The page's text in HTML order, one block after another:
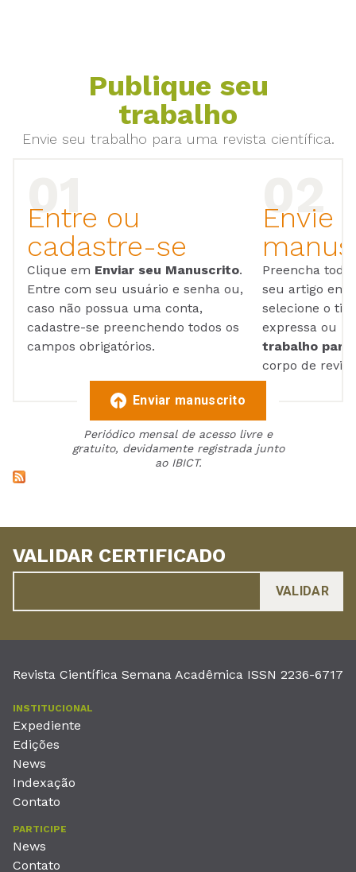
Publique seu
trabalho
Envie seu trabalho para uma revista científica.
Entre ou
cadastre-se
Clique em Enviar seu Manuscrito.
Entre com seu usuário e senha ou,
caso não possua uma conta,
cadastre-se preenchendo todos os
campos obrigatórios.
Envie
Preencha
seu artigo em
selecione o
expressa ou
trabalho para
corpo de
Enviar manuscrito
Periódico mensal de acesso livre e
gratuito, devidamente registrada junto
ao IBICT.
VALIDAR CERTIFICADO
Revista Científica Semana Acadêmica ISSN 2236-6717
INSTITUCIONAL
Expediente
Edições
News
Indexação
Contato
PARTICIPE
News
Contato